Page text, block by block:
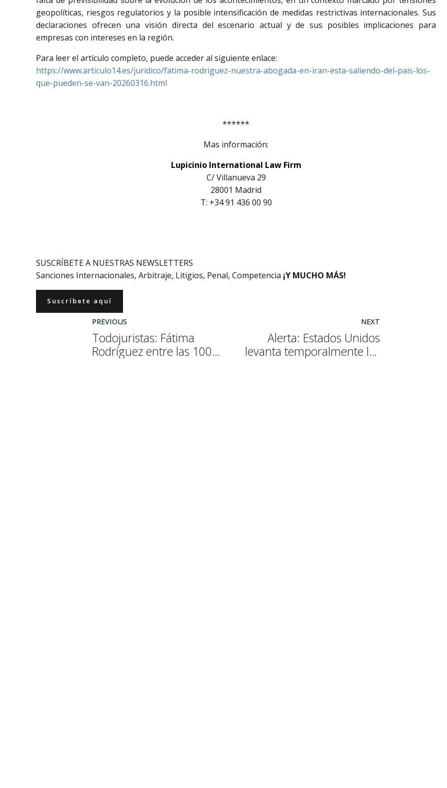
geopolíticas, riesgos regulatoriosy la posible intensificaciónde medidas restrictivas internacionales.Sus
declaraciones ofrecen unavisión directa delescenario actual ydesus posibles implicaciones para
empresas con intereses en la región.
Para leerel artículo completo, puede accederal siguiente enlace:
https://www.articulo14.es/juridico/fatima-rodriguez-nuestra-abogada-en-iran-esta-saliendo-del-pais-los-
que-pueden-se-van-20260316.html
******
Mas información:
Lupicinio International Law Firm
C/ Villanueva 29
28001 Madrid
T: +34 91 436 00 90
SUSCRÍBETE A NUESTRAS NEWSLETTERS
Sanciones Internacionales, Arbitraje, Litigios, Penal, Competencia ¡Y MUCHO MÁS!
Suscríbete aquí
PREVIOUS
Todojuristas: Fátima
Rodríguez entre las 100
NEXT
Alerta: Estados Unidos
levanta temporalmente las